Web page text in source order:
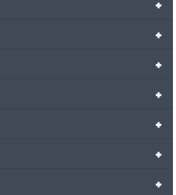
+
+
+
+
+
+
+